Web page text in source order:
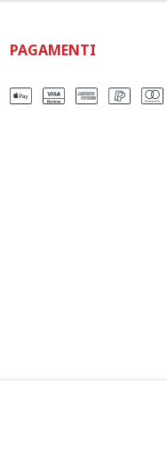
PAGAMENTI